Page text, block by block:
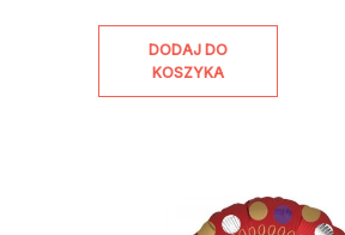
DODAJ DO
KOSZYKA